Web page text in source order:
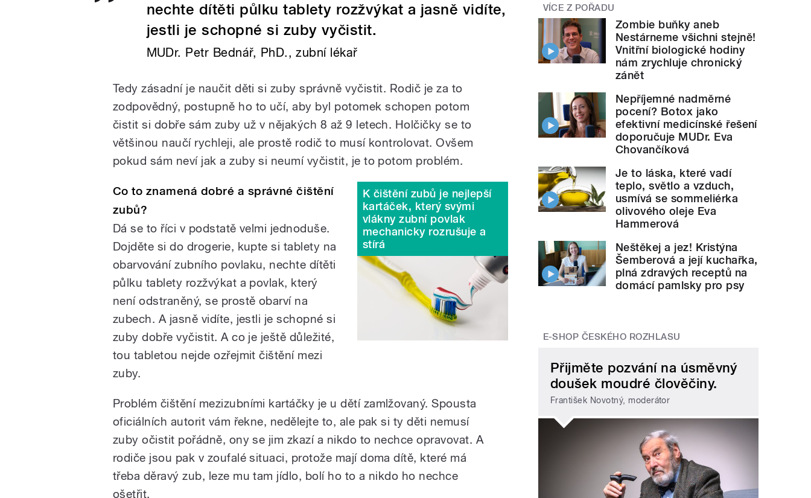
nechte dítěti půlku tablety rozžvýkat a jasně vidíte,
jestli je schopné si zuby vyčistit.
MUDr. Petr Bednář, PhD., zubní lékař
Tedy zásadní je naučit děti si zuby správně vyčistit. Rodič je za to
zodpovědný, postupně ho to učí, aby byl potomek schopen potom
čistit si dobře sám zuby už v nějakých 8 až 9 letech. Holčičky se to
většinou naučí rychleji, ale prostě rodič to musí kontrolovat. Ovšem
pokud sám neví jak a zuby si neumí vyčistit, je to potom problém.
K čištění zubů je nejlepší
kartáček, který svými
vlákny zubní povlak
mechanicky rozrušuje a
stírá
Co to znamená dobré a správné čištění
zubů?
Dá se to říci v podstatě velmi jednoduše.
Dojděte si do drogerie, kupte si tablety na
obarvování zubního povlaku, nechte dítěti
půlku tablety rozžvýkat a povlak, který
není odstraněný, se prostě obarví na
zubech. A jasně vidíte, jestli je schopné si
zuby dobře vyčistit. A co je ještě důležité,
tou tabletou nejde ozřejmit čištění mezi
zuby.
Problém čištění mezizubními kartáčky je u dětí zamlžovaný. Spousta
oficiálních autorit vám řekne, nedělejte to, ale pak si ty děti nemusí
zuby očistit pořádně, ony se jim zkazí a nikdo to nechce opravovat. A
rodiče jsou pak v zoufalé situaci, protože mají doma dítě, které má
třeba děravý zub, leze mu tam jídlo, bolí ho to a nikdo ho nechce
ošetřit.
VÍCE Z POŘADU
Zombie buňky aneb
Nestárneme všichni stejně!
Vnitřní biologické hodiny
nám zrychluje chronický
zánět
Nepříjemné nadměrné
pocení? Botox jako
efektivní medicínské řešení
doporučuje MUDr. Eva
Chovančíková
Je to láska, které vadí
teplo, světlo a vzduch,
usmívá se sommeliérka
olivového oleje Eva
Hammerová
Neštěkej a jez! Kristýna
Šemberová a její kuchařka,
plná zdravých receptů na
domácí pamlsky pro psy
E-SHOP ČESKÉHO ROZHLASU
Přijměte pozvání na úsměvný
doušek moudré člověčiny.
František Novotný, moderátor